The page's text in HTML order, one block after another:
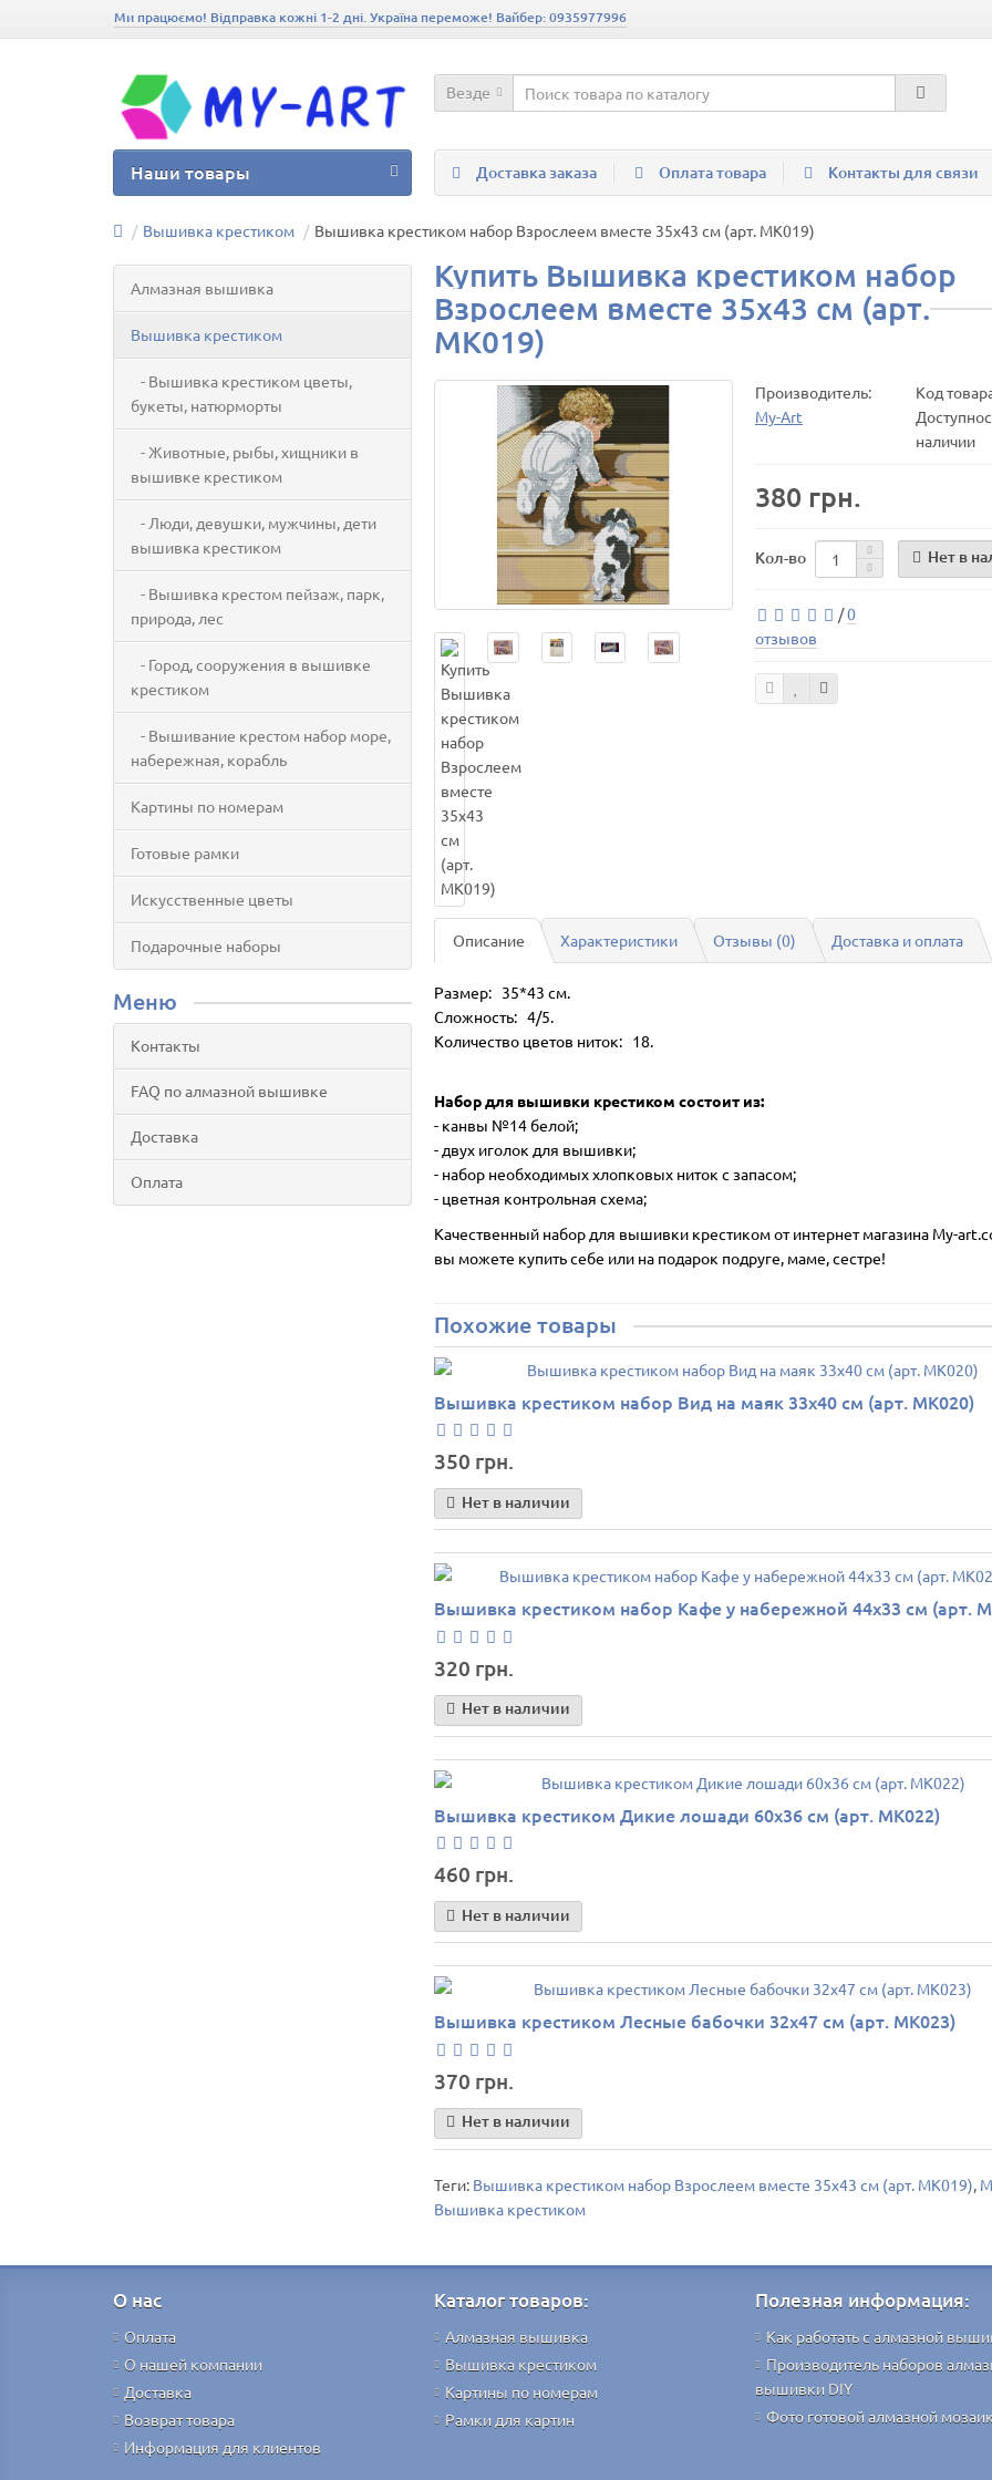
Ми працюємо! Відправка кожні 1-2 дні. Україна переможе! Вайбер: 0935977996
Везде
Доставка заказа Оплата товара Контакты для связи
Наши товары
Вышивка крестиком Вышивка крестиком набор Взрослеем вместе 35х43 см (арт. MK019)
Алмазная вышивка
Вышивка крестиком
- Вышивка крестиком цветы,
букеты, натюрморты
- Животные, рыбы, хищники в
вышивке крестиком
- Люди, девушки, мужчины, дети
вышивка крестиком
- Вышивка крестом пейзаж, парк,
природа, лес
- Город, сооружения в вышивке
крестиком
- Вышивание крестом набор море,
набережная, корабль
Картины по номерам
Готовые рамки
Искусственные цветы
Подарочные наборы
Меню
Контакты
FAQ по алмазной вышивке
Доставка
Оплата
Купить Вышивка крестиком набор
Взрослеем вместе 35х43 см (арт.
MK019)
Производитель:
My-Art
Код
наличии
380 грн.
Кол-во Нет в
/0
отзывов
Описание Характеристики Отзывы (0) Доставка и оплата
Размер: 35*43 см.
Сложность: 4/5.
Количество цветов ниток: 18.
Набор для вышивки крестиком состоит из:
- канвы №14 белой;
- двух иголок для вышивки;
- набор необходимых хлопковых ниток с запасом;
- цветная контрольная схема;
Качественный набор для вышивки крестиком от интернет магазина My-
вы можете купить себе или на подарок подруге, маме, сестре!
Похожие товары
Вышивка крестиком набор Вид на маяк 33х40 см (арт. MK020)
350 грн.
Нет в наличии
Вышивка крестиком набор Кафе у набережной 44х33 см (арт.
320 грн.
Нет в наличии
Вышивка крестиком Дикие лошади 60х36 см (арт. MK022)
460 грн.
Нет в наличии
Вышивка крестиком Лесные бабочки 32х47 см (арт. MK023)
370 грн.
Нет в наличии
Теги: Вышивка крестиком набор Взрослеем вместе 35х43 см (арт. MK019)
Вышивка крестиком
О нас
Оплата
О нашей компании
Доставка
Возврат товара
Информация для клиентов
Каталог товаров:
Алмазная вышивка
Вышивка крестиком
Картины по номерам
Рамки для картин
Полезная информация:
Как работать с алмазной
Производитель наборов
вышивки DIY
Фото готовой алмазной